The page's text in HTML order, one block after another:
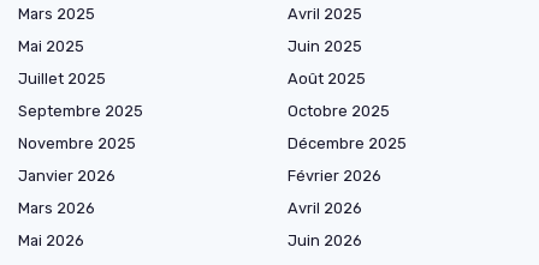
Mars 2025
Avril 2025
Mai 2025
Juin 2025
Juillet 2025
Août 2025
Septembre 2025
Octobre 2025
Novembre 2025
Décembre 2025
Janvier 2026
Février 2026
Mars 2026
Avril 2026
Mai 2026
Juin 2026